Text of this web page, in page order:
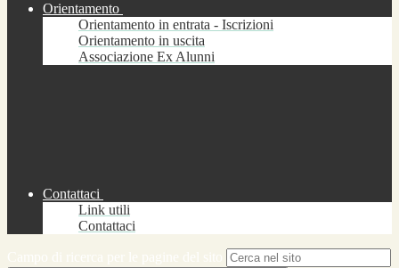
Orientamento
Orientamento in entrata - Iscrizioni
Orientamento in uscita
Associazione Ex Alunni
Contattaci
Link utili
Contattaci